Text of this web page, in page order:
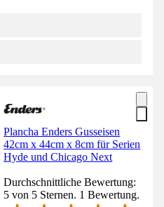
Plancha Enders Gusseisen
42cm x 44cm x 8cm für Serien
Hyde und Chicago Next
Durchschnittliche Bewertung:
5 von 5 Sternen. 1 Bewertung.